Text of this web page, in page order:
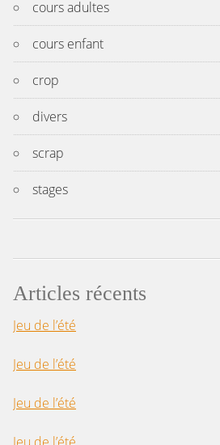
cours adultes
cours enfant
crop
divers
scrap
stages
Articles récents
Jeu de l’été
Jeu de l’été
Jeu de l’été
Jeu de l’été